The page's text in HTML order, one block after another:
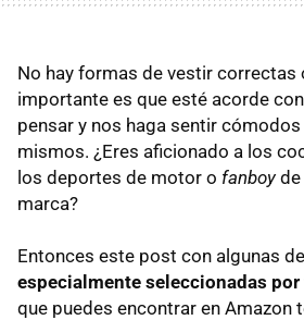
No hay formas de vestir correctas
importante es que esté acorde
pensar y nos haga sentir
mismos. ¿Eres aficionado a los
los deportes de motor o fanboy
marca?
Entonces este post con algunas
especialmente seleccionadas por
que puedes encontrar en Amazon